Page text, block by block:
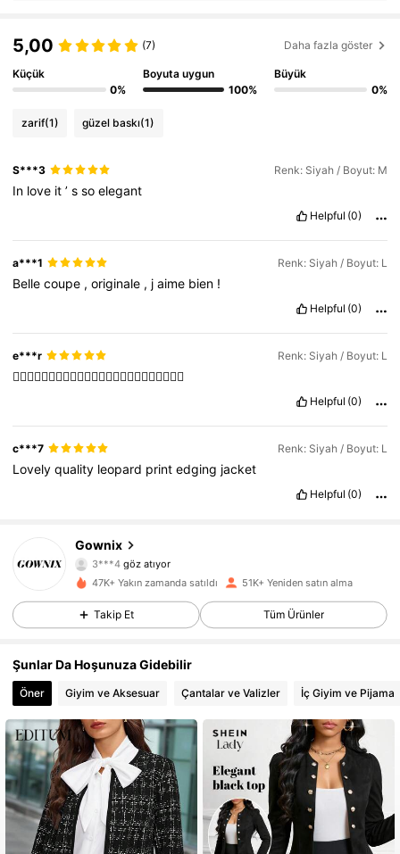
5,00 (7) Daha fazla göster
Küçük
0%
Boyuta uygun
100%
Büyük
0%
zarif(1) güzel baskı(1)
S***3 Renk: Siyah / Boyut: M
In love it’ssoelegant
Helpful (0)
a***1 Renk: Siyah / Boyut: L
Bellecoupe ,originale , jaime bien !
Helpful (0)
e***r Renk: Siyah / Boyut: L
👌🏻👌🏻👌🏻👌🏻👌🏻👌🏻👌🏻👌🏻👌🏻👌🏻👌🏻👌🏻
Helpful (0)
c***7 Renk: Siyah / Boyut: L
Lovelyquality leopard printedging jacket
Helpful (0)
Gownix
3***4 göz atıyor
36K Takipçiler
4,82 36K Takipçiler
4,82 36K Takipçiler
4,82 36K Takipçiler
4,82 36K Takipçiler
4,82 36K Takipçiler
47K+ Yakın zamanda satıldı 51K+ Yeniden satın alma
Takip Et Tüm Ürünler
Şunlar Da Hoşunuza Gidebilir
Öner Giyim ve Aksesuar Çantalar ve Valizler İç Giyim ve Pijama